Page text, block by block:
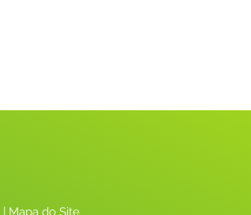
| Mapa do Site